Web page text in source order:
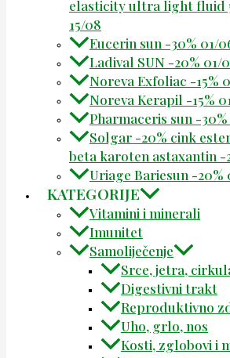
elasticity ultra light fluid
15/08
Eucerin sun -30% 01/
Ladival SUN -20% 01/
Noreva Exfoliac -15%
Noreva Kerapil -15%
Pharmaceris sun -
Solgar -20% cink
beta karoten astaxantin -
Uriage Bariesun -20%
KATEGORIJE
Vitamini i minerali
Imunitet
Samoliječenje
Srce, jetra,
Digestivni trakt
Reproduktivno
Uho, grlo, nos
Kosti, zglobovi i